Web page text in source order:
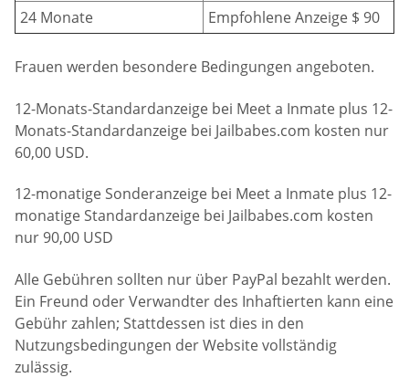
24 Monate
Empfohlene Anzeige $ 90
Frauen werden besondere Bedingungen angeboten.
12-Monats-Standardanzeige bei Meet a Inmate plus 12-
Monats-Standardanzeige bei Jailbabes.com kosten nur
60,00 USD.
12-monatige Sonderanzeige bei Meet a Inmate plus 12-
monatige Standardanzeige bei Jailbabes.com kosten
nur 90,00 USD
Alle Gebühren sollten nur über PayPal bezahlt werden.
Ein Freund oder Verwandter des Inhaftierten kann eine
Gebühr zahlen; Stattdessen ist dies in den
Nutzungsbedingungen der Website vollständig
zulässig.